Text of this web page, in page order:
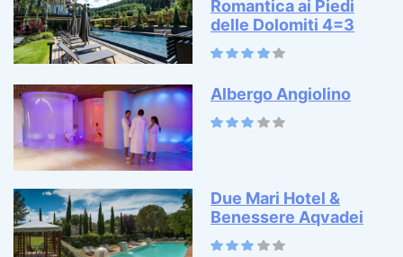
Romantica ai Piedi
delle Dolomiti 4=3
Albergo Angiolino
Due Mari Hotel &
Benessere Aqvadei